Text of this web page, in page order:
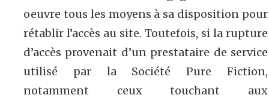
oeuvre tous les moyens à sa disposition pour
rétablir l’accès au site. Toutefois, si la rupture
d’accès provenait d’un prestataire de service
utilisé par la Société Pure Fiction,
notamment ceux touchant aux